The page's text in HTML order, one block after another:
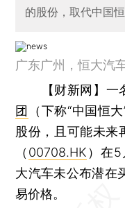
的股份，取代中国
广东广州，恒大汽
【财新网】 一
团
（下称“中国恒
股份，且可能未来
（ 00708.HK ）在
大汽车未公布潜在
易价格。